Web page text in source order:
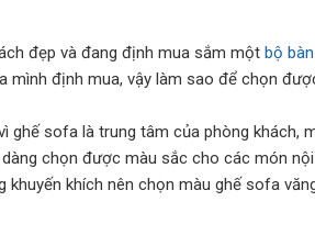
đẹp và đang định mua sắm một bộ
định mua, vậy làm sao để chọn
ghế sofa là trung tâm của phòng khách,
chọn được màu sắc cho các món nội
khuyến khích nên chọn màu ghế sofa